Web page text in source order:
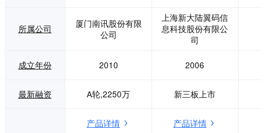
提货用途。为超过5
000家企业提供专
业线上线下提货解
决方案，以助力企
标，融合全行业商
提供全品类虚拟纸
存、调拨管理、门
所属公司
厦门南讯股份有限
公司
上海新大陆翼码信
息科技股份有限公
司
成立年份 2010 2006
最新融资 A轮,2250万 新三板上市
产品详情 产品详情